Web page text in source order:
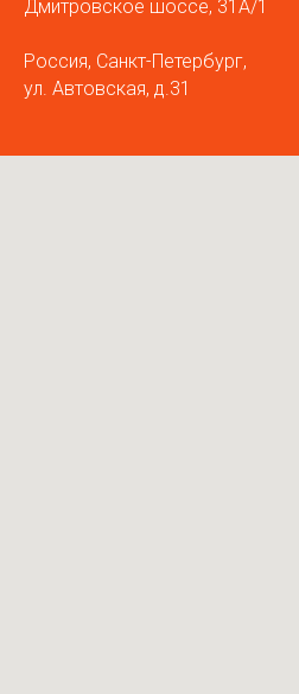
Дмитровское шоссе, 31А/1
Россия, Санкт-Петербург,
ул. Автовская, д.31